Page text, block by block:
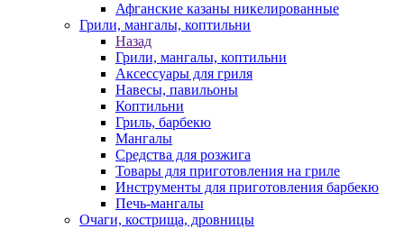
Афганские казаны никелированные
Грили, мангалы, коптильни
Назад
Грили, мангалы, коптильни
Аксессуары для гриля
Навесы, павильоны
Коптильни
Гриль, барбекю
Мангалы
Средства для розжига
Товары для приготовления на гриле
Инструменты для приготовления барбекю
Печь-мангалы
Очаги, кострища, дровницы